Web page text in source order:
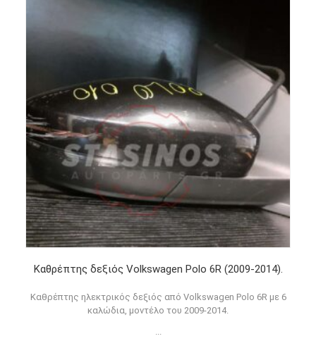
Καθρέπτης δεξιός Volkswagen Polo 6R (2009-2014).
Καθρέπτης ηλεκτρικός δεξιός από Volkswagen Polo 6R με 6
καλώδια, μοντέλο του 2009-2014.